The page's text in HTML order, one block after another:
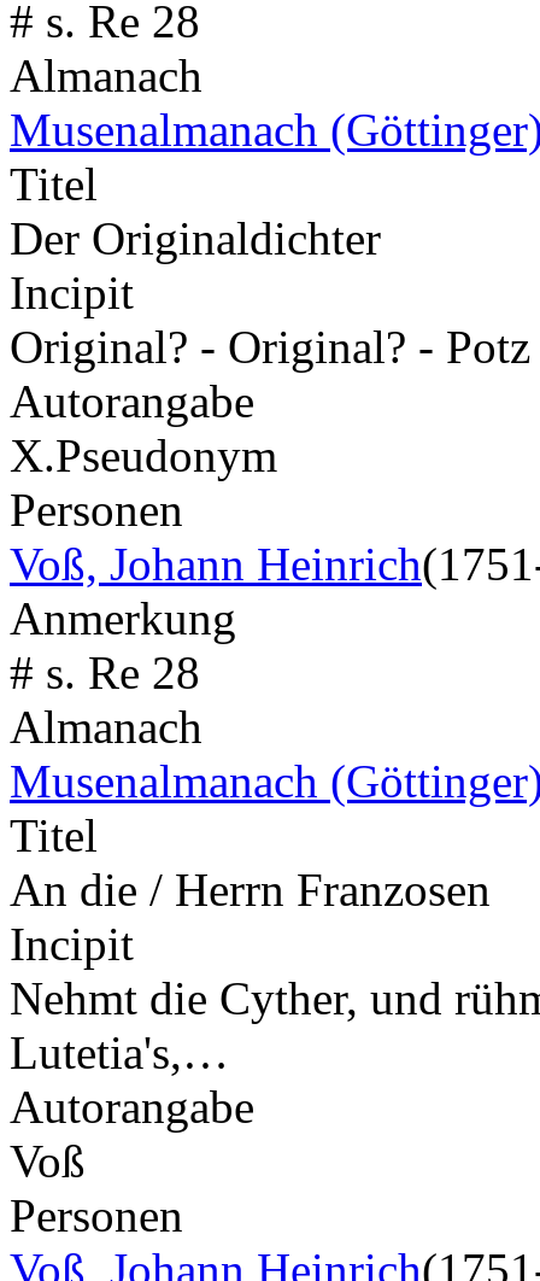
# s. Re 28
Almanach
Musenalmanach
Titel
Der Originaldichter
Incipit
Original? - Original? -
Autorangabe
X.Pseudonym
Personen
Voß, Johann Heinrich
Anmerkung
# s. Re 28
Almanach
Musenalmanach
Titel
An die / Herrn Franzosen
Incipit
Nehmt die Cyther, und
Lutetia's,…
Autorangabe
Voß
Personen
Voß, Johann Heinrich